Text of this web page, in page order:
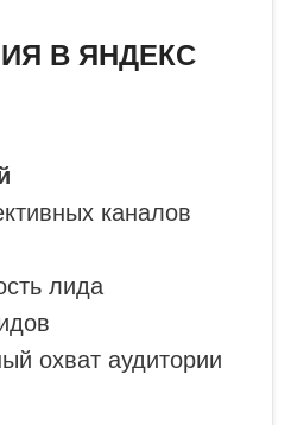
В ЯНДЕКС
каналов
лида
охват аудитории